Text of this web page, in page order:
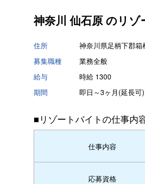
神奈川 仙石原 のリゾ
住所
神奈川県足柄下郡箱
募集職種
業務全般
給与
時給 1300
期間
即日～3ヶ月(延長可)
■リゾートバイトの仕事内
仕事内容
応募資格